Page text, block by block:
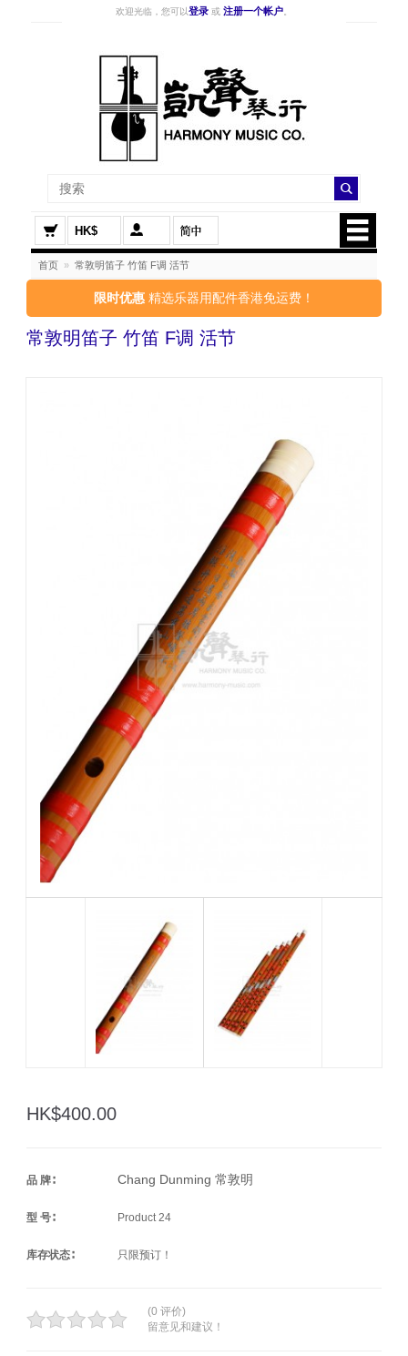
欢迎光临，您可以登录 或 注册一个帐户
HK$
首页 » 常敦明笛子 竹笛 F调 活节
限时优惠 精选乐器用配件香港免运费！
常敦明笛子 竹笛 F调 活节
HK$400.00
品 牌∶ Chang Dunming 常敦明
型 号∶ Product 24
库存状态∶ 只限预订！
(0 评价)
留意见和建议！